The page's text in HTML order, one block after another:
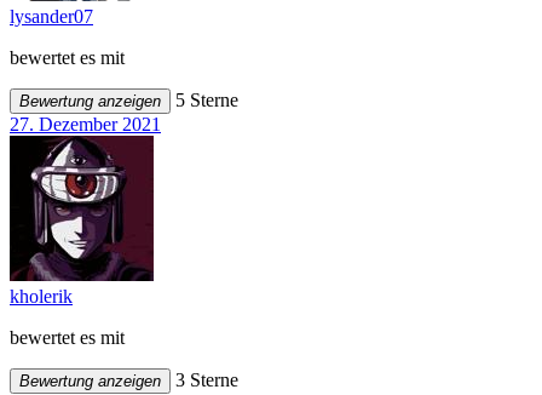
lysander07
bewertet es mit
Bewertung anzeigen
5 Sterne
27. Dezember 2021
kholerik
bewertet es mit
Bewertung anzeigen
3 Sterne